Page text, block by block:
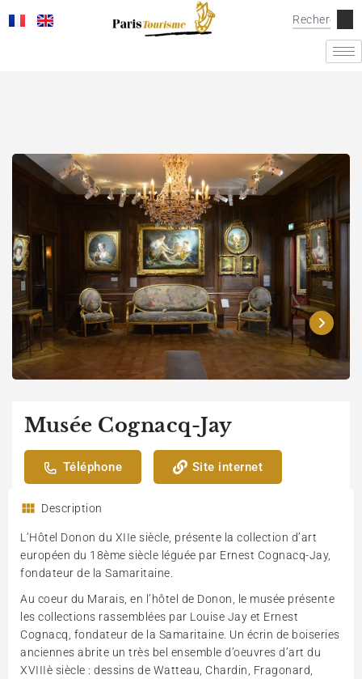
Musée Cognacq-Jay
Téléphone Site internet
Description
L’Hôtel Donon du XIIe siècle, présente la collection d’art
européen du 18ème siècle léguée par Ernest Cognacq-Jay,
fondateur de la Samaritaine.
Au coeur du Marais, en l’hôtel de Donon, le musée présente
les collections rassemblées par Louise Jay et Ernest
Cognacq, fondateur de la Samaritaine. Un écrin de boiseries
anciennes abrite un très bel ensemble d’oeuvres d’art du
XVIIIè siècle : dessins de Watteau, Chardin, Fragonard,